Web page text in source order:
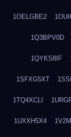
1OELGBE2
1Q3BPV0D
1QYKS8IF
1SFXG5XT
1TQ4XCLI
1UXXH5X4